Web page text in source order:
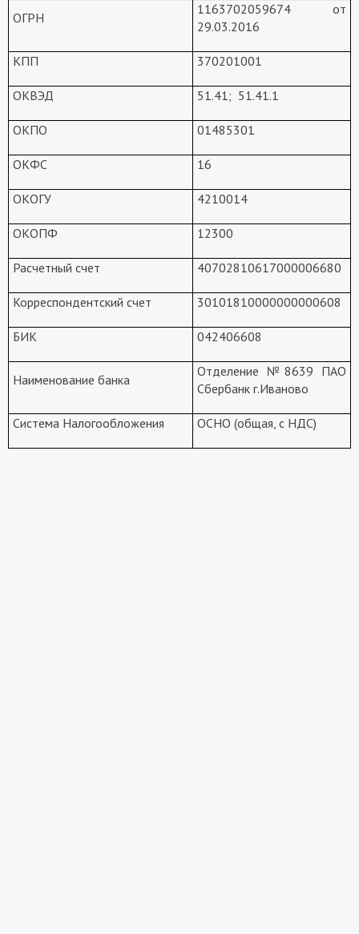
ОГРН
1163702059674 от
29.03.2016
КПП 370201001
ОКВЭД 51.41; 51.41.1
ОКПО 01485301
ОКФС 16
ОКОГУ 4210014
ОКОПФ 12300
Расчетный счет 40702810617000006680
Корреспондентский счет 30101810000000000608
БИК 042406608
Наименование банка
Отделение №8639 ПАО
Сбербанк г.Иваново
Система Налогообложения ОСНО (общая, с НДС)